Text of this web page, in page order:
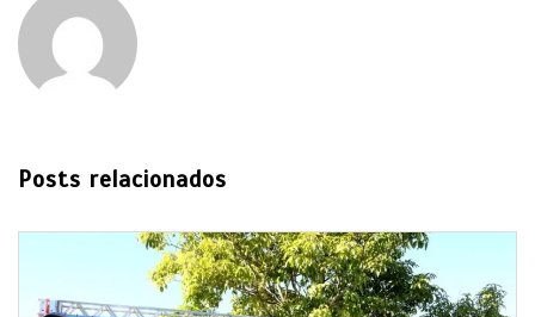
Posts relacionados